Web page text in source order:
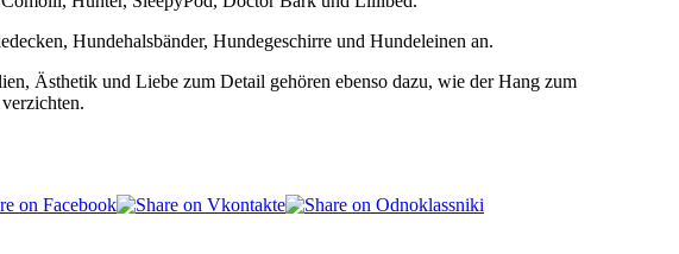
Hundehalsbänder, Hundegeschirre und Hundeleinen an.
Ästhetik und Liebe zum Detail gehören ebenso dazu, wie der Hang zum